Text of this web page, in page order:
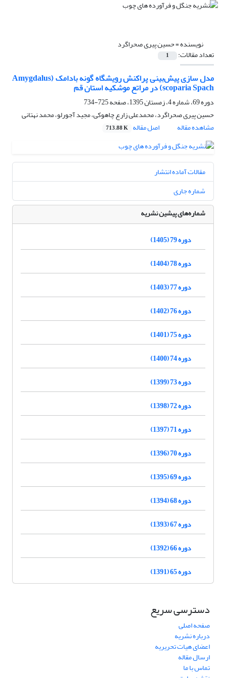
نویسنده =حسین پیری صحراگرد
تعداد مقالات: 1
مدل سازی پیش‌بینی پراکنش رویشگاه گونه بادامک (Amygdalus
scoparia Spach) در مراتع موشکیه استان قم
دوره 69، شماره 4، زمستان 1395، صفحه
725-734
حسین پیری صحراگرد، محمدعلی زارع چاهوکی، مجید آجورلو، محمد نهتانی
مشاهده مقاله
اصل مقاله 713.88 K
مقالات آماده انتشار
شماره جاری
شماره‌های پیشین نشریه
دوره 79 (1405)
دوره 78 (1404)
دوره 77 (1403)
دوره 76 (1402)
دوره 75 (1401)
دوره 74 (1400)
دوره 73 (1399)
دوره 72 (1398)
دوره 71 (1397)
دوره 70 (1396)
دوره 69 (1395)
دوره 68 (1394)
دوره 67 (1393)
دوره 66 (1392)
دوره 65 (1391)
دسترسی سریع
صفحه اصلی
درباره نشریه
اعضای هیات تحریریه
ارسال مقاله
تماس با ما